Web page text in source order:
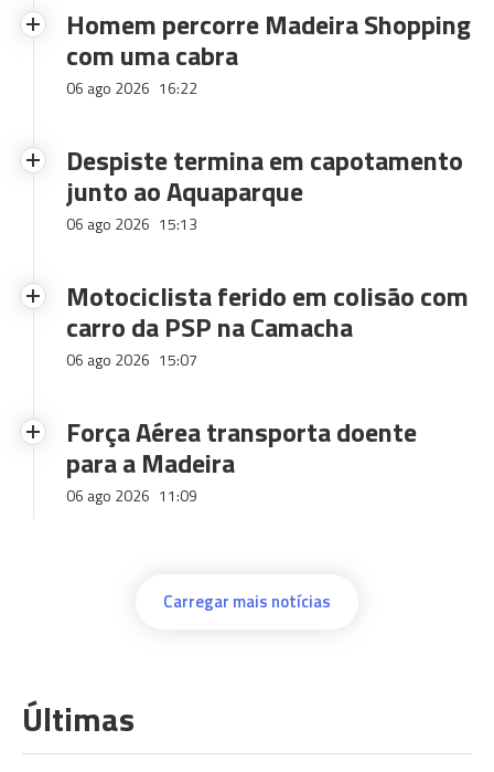
Homem percorre Madeira Shopping
com uma cabra
06 ago 2026 16:22
Despiste termina em capotamento
junto ao Aquaparque
06 ago 2026 15:13
Motociclista ferido em colisão com
carro da PSP na Camacha
06 ago 2026 15:07
Força Aérea transporta doente
para a Madeira
06 ago 2026 11:09
Carregar mais notícias
Últimas